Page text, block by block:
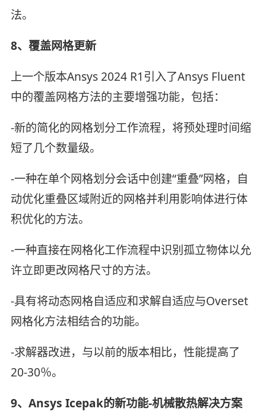
法。
8、覆盖网格更新
上一个版本Ansys 2024 R1引入了Ansys Fluent
中的覆盖网格方法的主要增强功能，包括：
-新的简化的网格划分工作流程，将预处理时间缩
短了几个数量级。
-一种在单个网格划分会话中创建“重叠”网格，自
动优化重叠区域附近的网格并利用影响体进行体
积优化的方法。
-一种直接在网格化工作流程中识别孤立物体以允
许立即更改网格尺寸的方法。
-具有将动态网格自适应和求解自适应与Overset
网格化方法相结合的功能。
-求解器改进，与以前的版本相比，性能提高了
20-30％。
9、Ansys Icepak的新功能-机械散热解决方案